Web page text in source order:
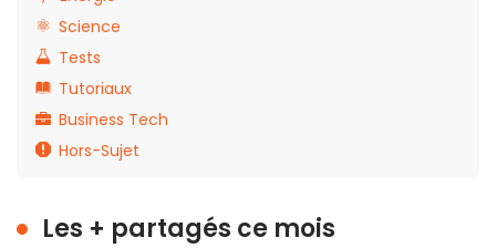
Science
Tests
Tutoriaux
Business Tech
Hors-Sujet
Les + partagés ce mois